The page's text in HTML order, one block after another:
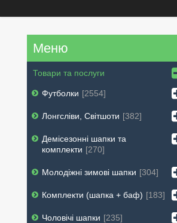
Товари та послуги
Футболки 2554
Лонгсліви, Світшоти 382
Демісезонні шапки та
комплекти
270
Молодіжні зимові шапки 304
Комплекти (шапка + баф) 183
Чоловічі шапки 235